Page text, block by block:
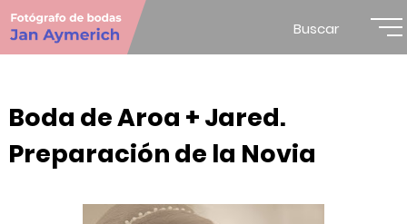
Buscar
Boda de Aroa + Jared.
Preparación de la Novia